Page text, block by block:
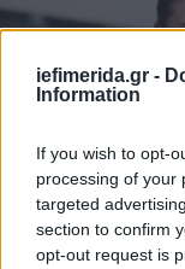
iefimerida.gr -
Information
If you wish to opt-
processing of your
targeted
section to confirm
opt-out request is